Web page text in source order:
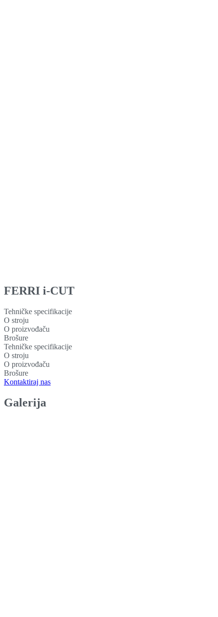
FERRI i-CUT
Tehničke specifikacije
O stroju
O proizvođaču
Brošure
Tehničke specifikacije
O stroju
O proizvođaču
Brošure
Kontaktiraj nas
Galerija